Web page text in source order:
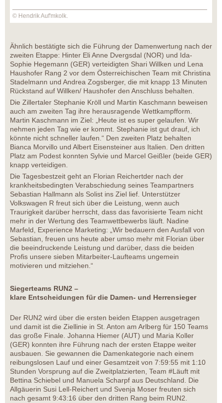
© Hendrik Auf'mkolk.
Ähnlich bestätigte sich die Führung der Damenwertung nach der
zweiten Etappe: Hinter Eli Anne Dvergsdal (NOR) und Ida-
Sophie Hegemann (GER) verteidigten Shari Willken und Lena
Haushofer Rang 2 vor dem Österreichischen Team mit Christina
Stadelmann und Andrea Zogsberger, die mit knapp 13 Minuten
Rückstand auf Willken/ Haushofer den Anschluss behalten.
Die Zillertaler Stephanie Kröll und Martin Kaschmann beweisen
auch am zweiten Tag ihre herausragende Wettkampfform.
Martin Kaschmann im Ziel: „Heute ist es super gelaufen. Wir
nehmen jeden Tag wie er kommt. Stephanie ist gut drauf, ich
könnte nicht schneller laufen.“ Den zweiten Platz behalten
Bianca Morvillo und Albert Eisensteiner aus Italien. Den dritten
Platz am Podest konnten Sylvie und Marcel Geißler (beide GER)
knapp verteidigen.
Die Tagesbestzeit geht an Florian Reichertder nach der
krankheitsbedingten Verabschiedung seines Teampartners
Sebastian Hallmann als Solist ins Ziel lief. Unterstützer
Volkswagen R freut sich über die Leistung, wenn auch
Traurigkeit darüber herrscht, dass das favorisierte Team nicht
mehr in der Wertung des Teamwettbewerbs läuft. Nadine
Marfeld, Experience Marketing: „Wir bedauern den Ausfall von
Sebastian, freuen uns heute aber umso mehr mit Florian über
die beeindruckende Leistung und darüber, dass die beiden
Profis unsere sieben Mitarbeiter-Laufteams ungemein
motivieren und mitziehen.“
Siegerteams RUN2 –
klare Entscheidungen für die Damen- und Herrensieger
Der RUN2 wird über die ersten beiden Etappen ausgetragen
und damit ist die Ziellinie in St. Anton am Arlberg für 150 Teams
das große Finale. Johanna Hiemer (AUT) und Maria Koller
(GER) konnten ihre Führung nach der ersten Etappe weiter
ausbauen. Sie gewannen die Damenkategorie nach einem
reibungslosen Lauf und einer Gesamtzeit von 7:59:55 mit 1:10
Stunden Vorsprung auf die Zweitplatzierten, Team #Läuft mit
Bettina Schiebel und Manuela Scharpf aus Deutschland. Die
Allgäuerin Susi Lell-Reichert und Svenja Moser freuten sich
nach gesamt 9:43:16 über den dritten Rang beim RUN2.